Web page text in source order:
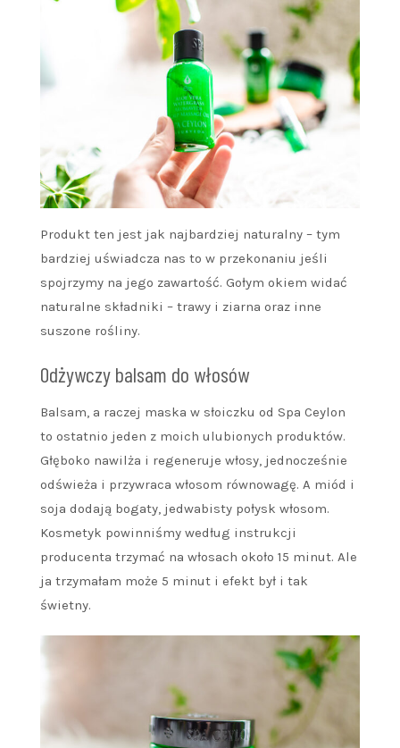
Produkt ten jest jak najbardziej naturalny – tym
bardziej uświadcza nas to w przekonaniu jeśli
spojrzymy na jego zawartość. Gołym okiem widać
naturalne składniki – trawy i ziarna oraz inne
suszone rośliny.
Odżywczy balsam do włosów
Balsam, a raczej maska w słoiczku od Spa Ceylon
to ostatnio jeden z moich ulubionych produktów.
Głęboko nawilża i regeneruje włosy, jednocześnie
odświeża i przywraca włosom równowagę. A miód i
soja dodają bogaty, jedwabisty połysk włosom.
Kosmetyk powinniśmy według instrukcji
producenta trzymać na włosach około 15 minut. Ale
ja trzymałam może 5 minut i efekt był i tak
świetny.